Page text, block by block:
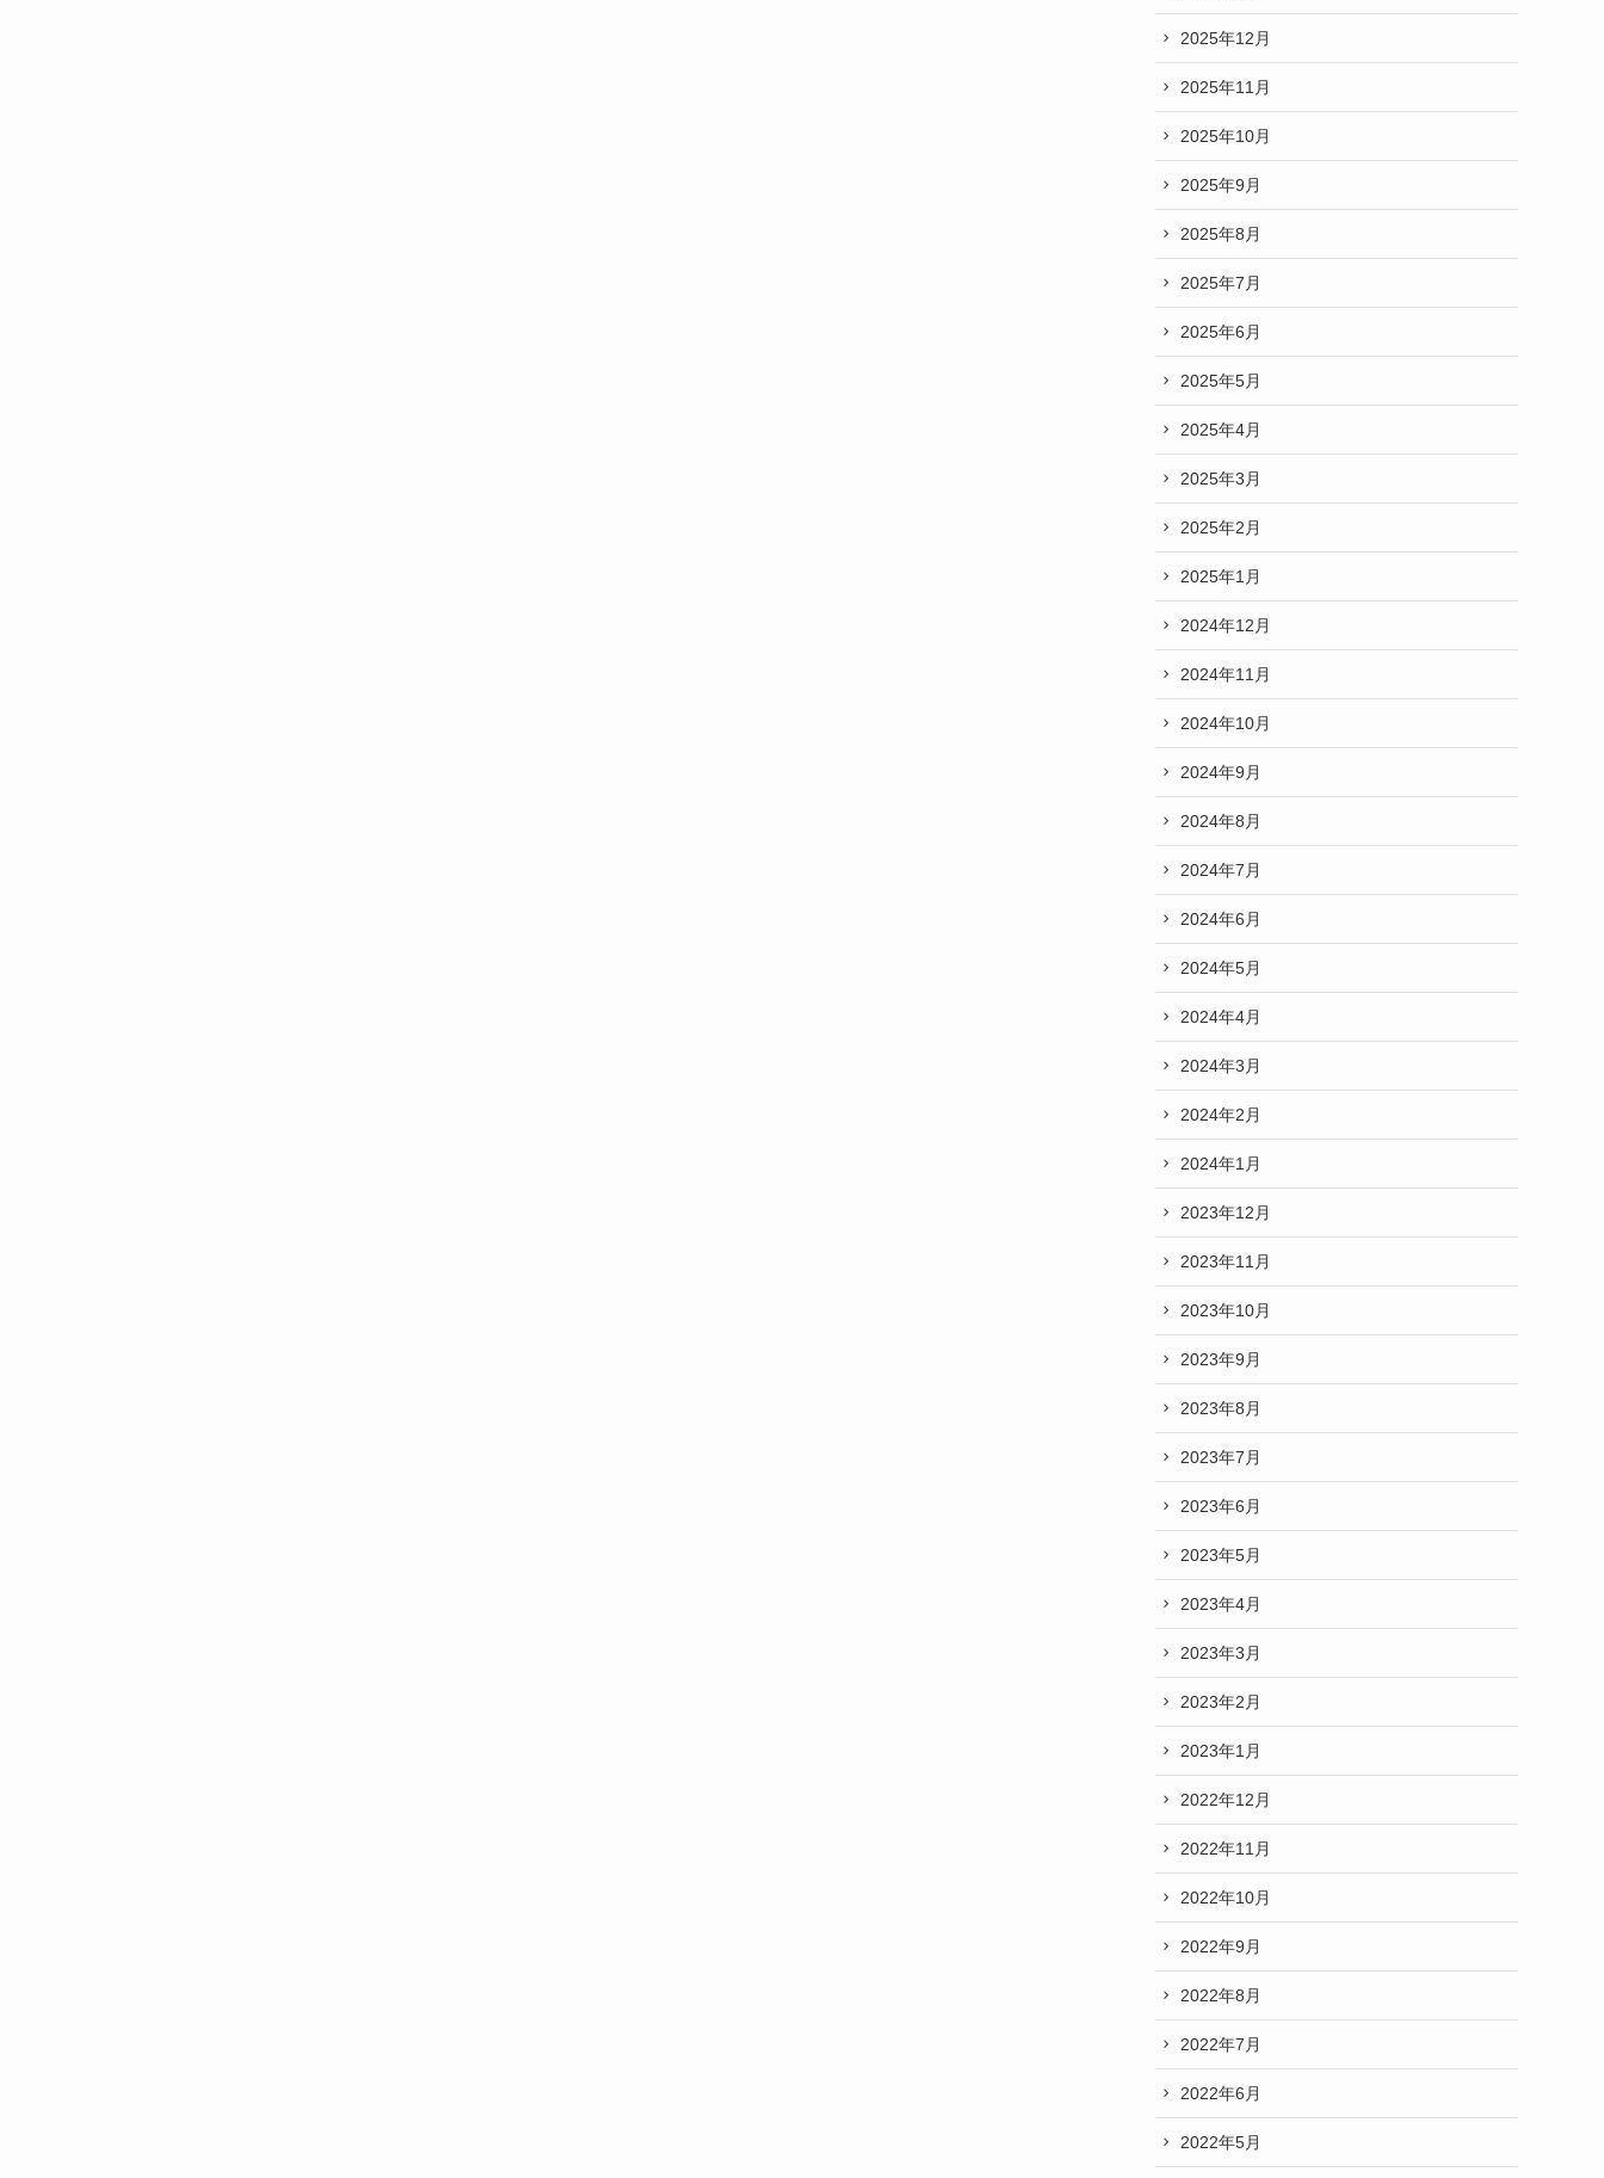
2025年12月
2025年11月
2025年10月
2025年9月
2025年8月
2025年7月
2025年6月
2025年5月
2025年4月
2025年3月
2025年2月
2025年1月
2024年12月
2024年11月
2024年10月
2024年9月
2024年8月
2024年7月
2024年6月
2024年5月
2024年4月
2024年3月
2024年2月
2024年1月
2023年12月
2023年11月
2023年10月
2023年9月
2023年8月
2023年7月
2023年6月
2023年5月
2023年4月
2023年3月
2023年2月
2023年1月
2022年12月
2022年11月
2022年10月
2022年9月
2022年8月
2022年7月
2022年6月
2022年5月